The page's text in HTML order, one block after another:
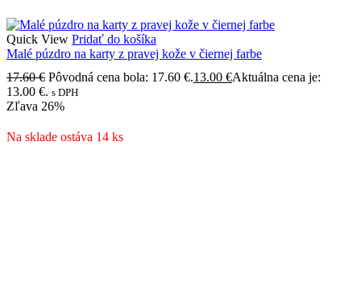
Quick View Pridať do košíka
Malé púzdro na karty z pravej kože v čiernej farbe
17.60€ Pôvodná cena bola: 17.60 €.13.00 €Aktuálna cena je:
13.00 €. s DPH
Zľava 26%
Na sklade ostáva 14 ks